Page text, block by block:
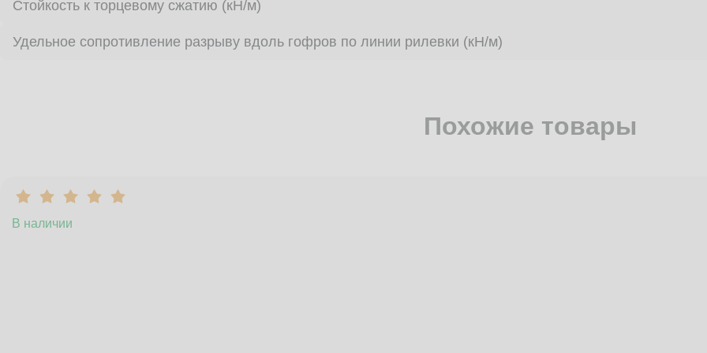
Стойкость к торцевому сжатию (кН/м)
Удельное сопротивление разрыву вдоль гофров по линии рилевки (кН/м)
Похожие товары
В наличии